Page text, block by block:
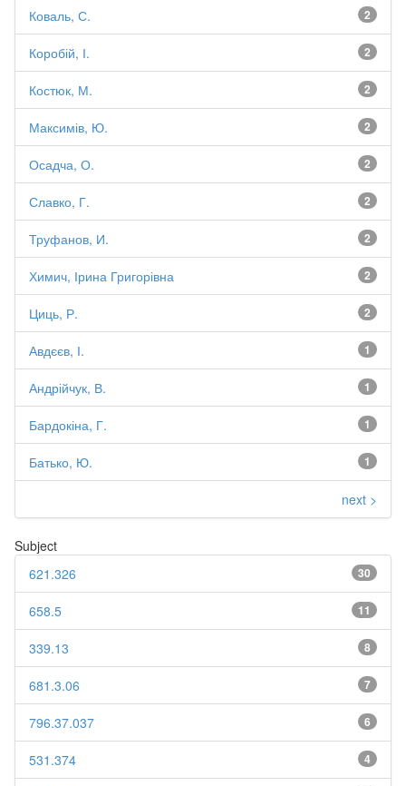
2
Коваль, С.
2
Коробій, І.
2
Костюк, М.
2
Максимів, Ю.
2
Осадча, О.
2
Славко, Г.
2
Труфанов, И.
2
Химич, Ірина Григорівна
2
Циць, Р.
1
Авдєєв, І.
1
Андрійчук, В.
1
Бардокіна, Г.
1
Батько, Ю.
next >
Subject
30
621.326
11
658.5
8
339.13
7
681.3.06
6
796.37.037
4
531.374